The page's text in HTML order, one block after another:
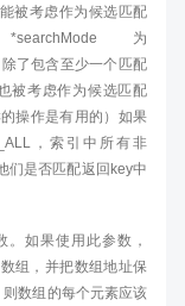
被考虑作为候选匹配
为
了包含至少一个匹配
被考虑作为候选匹配
操作是有用的）如果
，索引中所有非
们是否匹配返回key中
如果使用此参数，
组，并把数组地址保
数组的每个元素应该